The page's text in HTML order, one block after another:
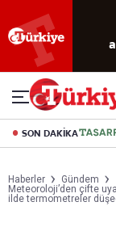
okuma
SON DAKİKA
Haberler
Gündem
Meteoroloji’den çifte
ilde termometreler